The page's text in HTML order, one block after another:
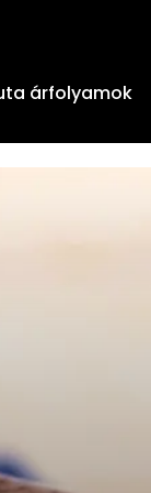
árfolyamok